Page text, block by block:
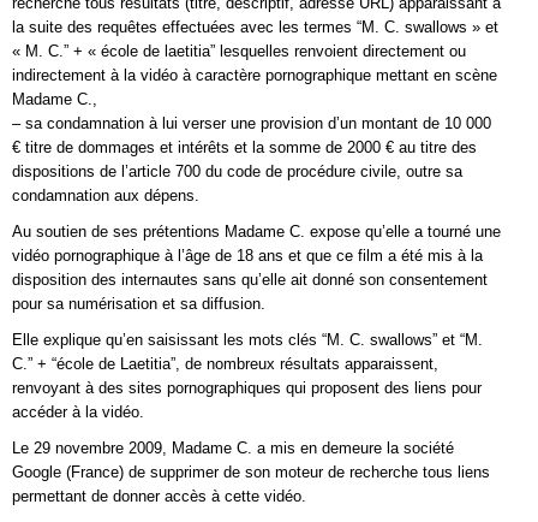
la suite des requêtes effectuées avec les termes “M. C. swallows » et
« M. C.” + « école de laetitia” lesquelles renvoient directement ou
indirectement à la vidéo à caractère pornographique mettant en scène
Madame C.,
– sa condamnation à lui verser une provision d’un montant de 10 000
€ titre de dommages et intérêts et la somme de 2000 € au titre des
dispositions de l’article 700 du code de procédure civile, outre sa
condamnation aux dépens.
Au soutien de ses prétentions Madame C. expose qu’elle a tourné une
vidéo pornographique à l’âge de 18 ans et que ce film a été mis à la
disposition des internautes sans qu’elle ait donné son consentement
pour sa numérisation et sa diffusion.
Elle explique qu’en saisissant les mots clés “M. C. swallows” et “M.
C.” + “école de Laetitia”, de nombreux résultats apparaissent,
renvoyant à des sites pornographiques qui proposent des liens pour
accéder à la vidéo.
Le 29 novembre 2009, Madame C. a mis en demeure la société
Google (France) de supprimer de son moteur de recherche tous liens
permettant de donner accès à cette vidéo.